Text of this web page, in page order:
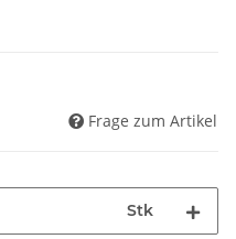
Frage zum Artikel
Stk